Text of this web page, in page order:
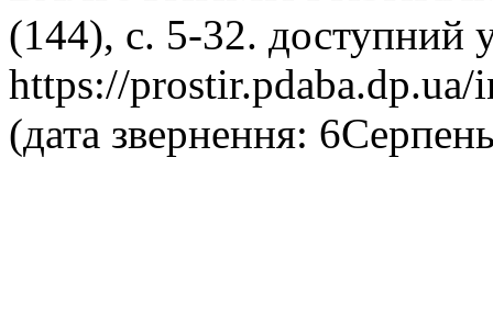
(144), с. 5-32. доступний
https://
(дата звернення: